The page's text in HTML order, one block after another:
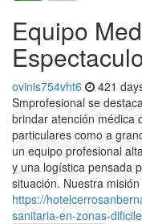
Equipo
ovinis754vht6 421
Smprofesional se
brindar atención médica
particulares como a
un equipo profesional
y una logística pensada
situación. Nuestra
https://
sanitaria-en-zonas-